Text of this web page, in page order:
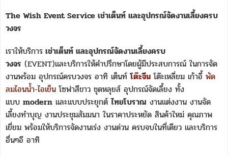
The Wish Event Service เช่าเต็นท์ และอุปกรณ์จัดงานเลี้ยงครบ
วงจร
เราให้บริการ เช่าเต็นท์ และอุปกรณ์จัดงานเลี้ยงครบ
วงจร (EVENT)และบริการให้คำปรึกษาโดยผู้มีประสบการณ์ ในการจัด
งานพร้อม อุปกรณ์ครบวงจร อาทิ เต็นท์โต๊ะจีน โต๊ะเหลี่ยม เก้าอี้ พัด
ลมไอนน้ำ-ไอเย็น โซฟาสีขาว ชุดหลุยส์ อุปกรณ์จัดเลี้ยง ทั้ง
แบบ modern และแบบประยุกต์ไทยโบราณ งานแต่งงาน งานจัด
เลี้ยงทำบุญ งานประชุมสัมมนา ในราคาประหยัด สินค้าใหม่ คุณภาพ
เยี่ยม พร้อมให้บริการจัดงานเร่ง งานด่วน ครบจบในที่เดียว และบริการ
อื่นๆอี อาทิ